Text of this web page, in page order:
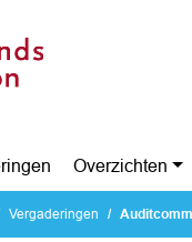
Overzichten
Vergaderingen